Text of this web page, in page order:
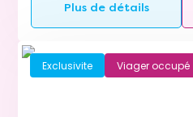
Plus de détails
Exclusivite Viager occupé